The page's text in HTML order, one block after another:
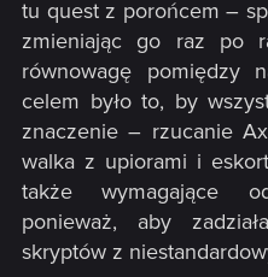
tu quest z porońcem –
zmieniając go raz po
równowagę pomiędzy
celem było to, by
znaczenie – rzucanie
walka z upiorami i
także wymagające
ponieważ, aby
skryptów z